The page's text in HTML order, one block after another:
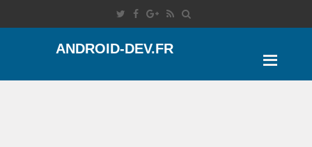
ANDROID-DEV.FR